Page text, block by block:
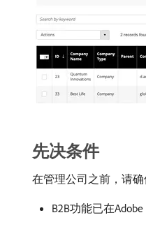
先决条件
在管理公司之前，请确
B2B功能已在